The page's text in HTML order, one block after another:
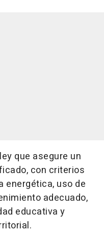
que asegure un
con criterios
energética, uso de
adecuado,
educativa y